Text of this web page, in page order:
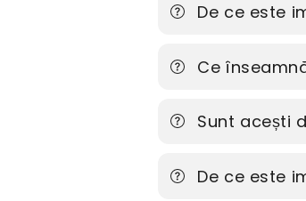
De ce este
Ce
Sunt acești
De ce este